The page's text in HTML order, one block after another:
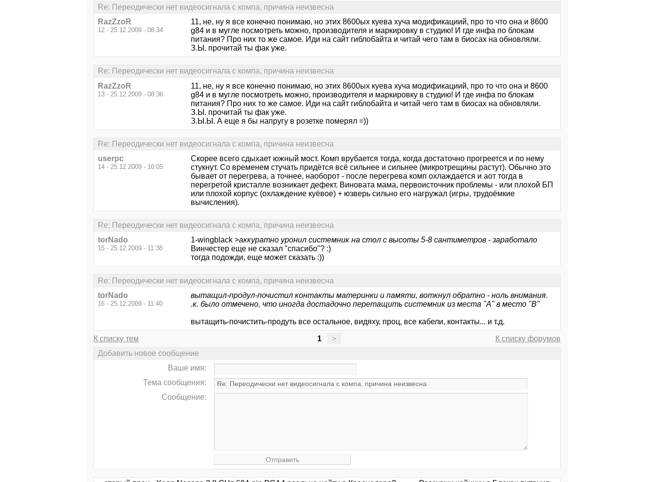
Re: Переодически нет видеосигнала с компа, причина неизвесна
RazZzoR
12 - 25.12.2009 - 08:34
11, не, ну я все конечно понимаю, но этих 8600ых куева хуча модификациий, про то что она и 8600
g84 и в мугле посмотреть можно, производителя и маркировку в студию! И где инфа по блокам
питания? Про них то же самое. Иди на сайт гиблобайта и читай чего там в биосах на обновляли.
З.Ы. прочитай ты фак уже.
Re: Переодически нет видеосигнала с компа, причина неизвесна
RazZzoR
13 - 25.12.2009 - 08:36
11, не, ну я все конечно понимаю, но этих 8600ых куева хуча модификациий, про то что она и 8600
g84 и в мугле посмотреть можно, производителя и маркировку в студию! И где инфа по блокам
питания? Про них то же самое. Иди на сайт гиблобайта и читай чего там в биосах на обновляли.
З.Ы. прочитай ты фак уже.
З.Ы.Ы. А еще я бы напругу в розетке померял =))
Re: Переодически нет видеосигнала с компа, причина неизвесна
userpc
14 - 25.12.2009 - 10:05
Скорее всего сдыхает южный мост. Комп врубается тогда, когда достаточно прогреется и по нему
стукнут. Со временем стучать придётся всё сильнее и сильнее (микротрещины растут). Обычно это
бывает от перегрева, а точнее, наоборот - после перегрева комп охлаждается и аот тогда в
перегретой кристалле возникает дефект. Виновата мама, первоисточник проблемы - или плохой БП
или плохой корпус (охлаждение куёвое) + юзверь сильно его нагружал (игры, трудоёмкие
вычисления).
Re: Переодически нет видеосигнала с компа, причина неизвесна
torNado
15 - 25.12.2009 - 11:38
1-wingblack >аккуратно уронил системник на стол с высоты 5-8 сантиметров - заработало
Винчестер еще не сказал "спасибо"? :)
тогда подожди, еще может сказать :))
Re: Переодически нет видеосигнала с компа, причина неизвесна
torNado
16 - 25.12.2009 - 11:40
вытащил-продул-почистил контакты материнки и памяти, воткнул обратно - ноль внимания.
.к. было отмечено, что иногда достадочно перетащить системник из места "A" в место "B"
вытащить-почистить-продуть все остальное, видяху, проц, все кабели, контакты... и т.д.
К списку тем 1 >
К списку форумов
Добавить новое сообщение
Ваше имя:
Тема сообщения:
Сообщение: